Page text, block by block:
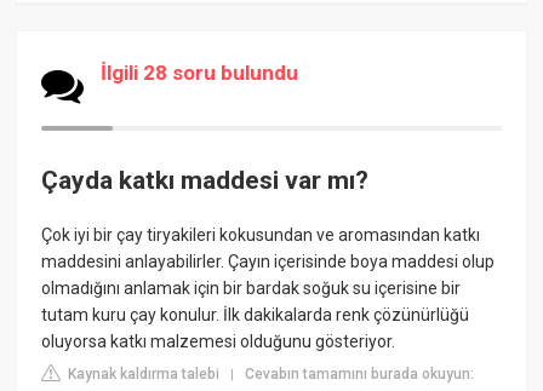
İlgili 28 soru bulundu
Çayda katkı maddesi var mı?
Çok iyi bir çay tiryakileri kokusundan ve aromasından katkı
maddesini anlayabilirler. Çayın içerisinde boya maddesi olup
olmadığını anlamak için bir bardak soğuk su içerisine bir
tutam kuru çay konulur. İlk dakikalarda renk çözünürlüğü
oluyorsa katkı malzemesi olduğunu gösteriyor.
Kaynak kaldırma talebi |Cevabın tamamını burada okuyun: